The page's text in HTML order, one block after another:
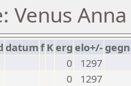
Venus
datumf Kerg elo+/-
0
1297
0
1297